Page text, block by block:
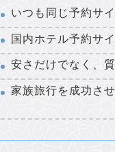
いつも同じ予約サ
国内ホテル予約サ
安さだけでなく、
家族旅行を成功さ